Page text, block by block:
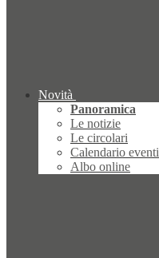
Novità
Panoramica
Le notizie
Le circolari
Calendario eventi
Albo online